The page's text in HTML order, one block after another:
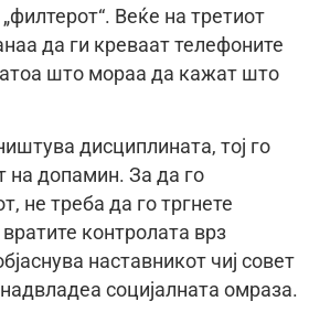
Веќе на третиот
да ги креваат телефоните
што мораа да кажат што
дисциплината, тој го
на допамин. За да го
не треба да го тргнете
контролата врз
наставникот чиј совет
социјалната омраза.